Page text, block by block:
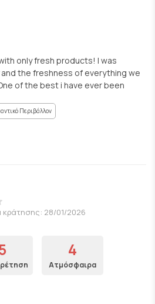
only fresh products! I was
the freshness of everything we
of the best i have ever been
Περιβάλλον
κράτησης: 28/01/2026
4
Ατμόσφαιρα